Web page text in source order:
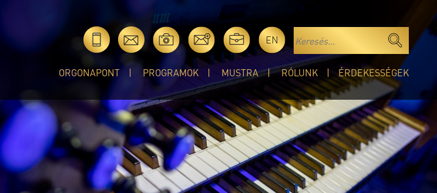
EN
ORGONAPONT PROGRAMOK MUSTRA RÓLUNK ÉRDEKESSÉGEK